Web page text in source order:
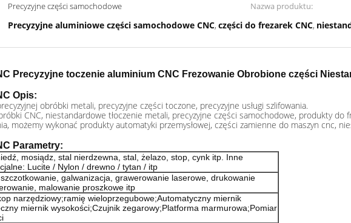
Precyzyjne części samochodowe Nazwa produktu:
Precyzyjne aluminiowe części samochodowe CNC, części do frezarek CNC,
Precyzyjne toczenie aluminium CNC Frezowanie Obrobione części
Opis:
obróbki metali, precyzyjne części toczone, precyzyjne usługi szlifowania.
CNC, niestandardowe tłoczenie metali, precyzyjne części samochodowe, produkty do
możemy wykonać produkty automatyki przemysłowej, części zamienne do maszyn cnc,
Parametry:
mosiądz, stal nierdzewna, stal, żelazo, stop, cynk itp. Inne
Lucite / Nylon / drewno / tytan / itp
galwanizacja, grawerowanie laserowe, drukowanie
malowanie proszkowe itp
narzędziowy;ramię wieloprzegubowe;Automatyczny miernik
miernik wysokości;Czujnik zegarowy;Platforma marmurowa;Pomiar